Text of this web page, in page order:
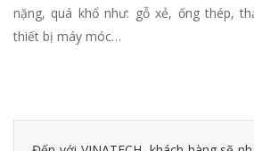
nặng, quá khổ như: gỗ xẻ, ống thép,
thiết bị máy móc…